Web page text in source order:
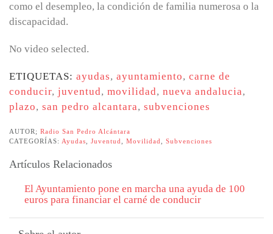
como el desempleo, la condición de familia numerosa o la
discapacidad.
No video selected.
ETIQUETAS: ayudas, ayuntamiento, carne de
conducir, juventud, movilidad, nueva andalucia,
plazo, san pedro alcantara, subvenciones
AUTOR; Radio San Pedro Alcántara
CATEGORÍAS: Ayudas Juventud Movilidad Subvenciones
Artículos Relacionados
El Ayuntamiento pone en marcha una ayuda de 100
euros para financiar el carné de conducir